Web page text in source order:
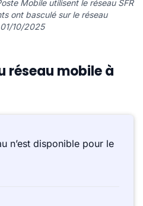
Mobile utilisent le réseau SFR
ont basculé sur le réseau
10/2025
réseau mobile à
n’est disponible pour le